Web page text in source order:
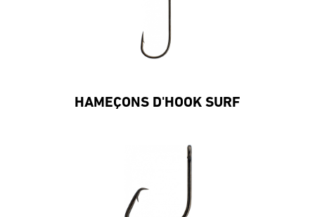
HAMEÇONS D'HOOK SURF